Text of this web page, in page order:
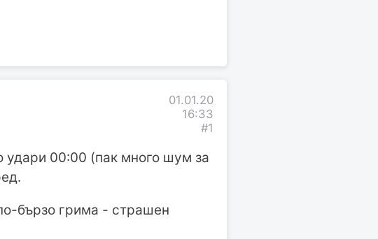
01.01.20
16:33
#1
удари 00:00 (пак много шум за
бързо грима - страшен